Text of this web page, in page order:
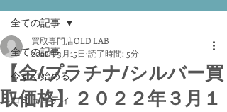
全ての記事
今すぐ始める
コミュニティ
全ての記事
【金/プラチナ/シルバー買
取価格】２０２２年３月１
買取専門店OLD LAB
2022年3月15日 読了時間: 5分